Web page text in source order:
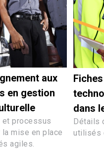
aux
en gestion
processus
la mise en place
agiles.
dans
Détails
utilisés